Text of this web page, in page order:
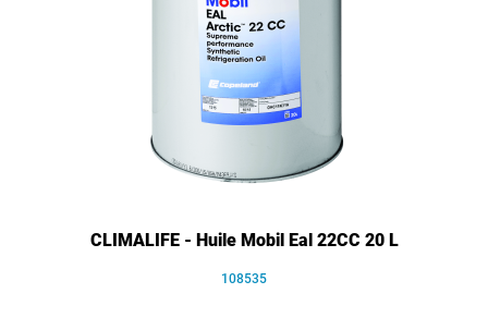
CLIMALIFE - Huile Mobil Eal 22CC 20 L
108535